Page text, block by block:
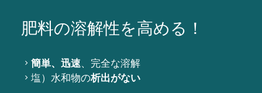
肥料の溶解性を高める！
簡単、迅速、完全な溶解
塩）水和物の析出がない